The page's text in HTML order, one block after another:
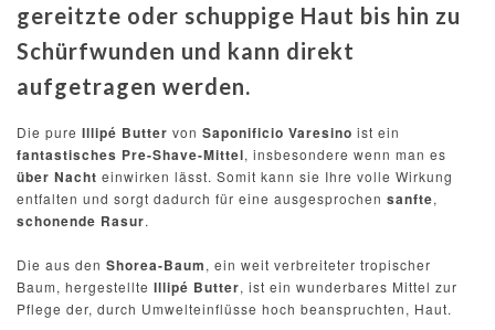
gereitzte oder schuppige Haut bis hin zu
Schürfwunden und kann direkt
aufgetragen werden.
Die pure Illipé Butter von Saponificio Varesino ist ein
fantastisches Pre-Shave-Mittel, insbesondere wenn man es
über Nacht einwirken lässt. Somit kann sie Ihre volle Wirkung
entfalten und sorgt dadurch für eine ausgesprochen sanfte,
schonende Rasur.
Die aus den Shorea-Baum, ein weit verbreiteter tropischer
Baum, hergestellte Illipé Butter, ist ein wunderbares Mittel zur
Pflege der, durch Umwelteinflüsse hoch beanspruchten, Haut.